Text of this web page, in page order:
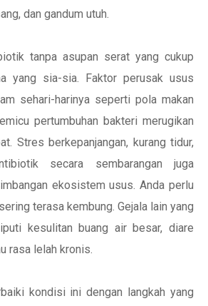
dan gandum utuh.
tanpa asupan serat yang cukup
yang sia-sia. Faktor perusak usus
sehari-harinya seperti pola makan
pertumbuhan bakteri merugikan
Stres berkepanjangan, kurang tidur,
secara sembarangan juga
ekosistem usus. Anda perlu
terasa kembung. Gejala lain yang
kesulitan buang air besar, diare
rasa lelah kronis.
kondisi ini dengan langkah yang